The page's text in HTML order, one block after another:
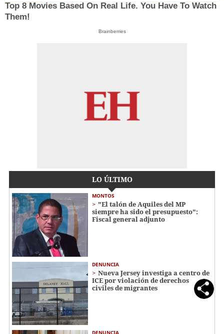
Top 8 Movies Based On Real Life. You Have To Watch
Them!
Brainberries
LO ÚLTIMO
MONTOS
"El talón de Aquiles del MP
siempre ha sido el presupuesto":
Fiscal general adjunto
DENUNCIA
Nueva Jersey investiga a centro de
ICE por violación de derechos
civiles de migrantes